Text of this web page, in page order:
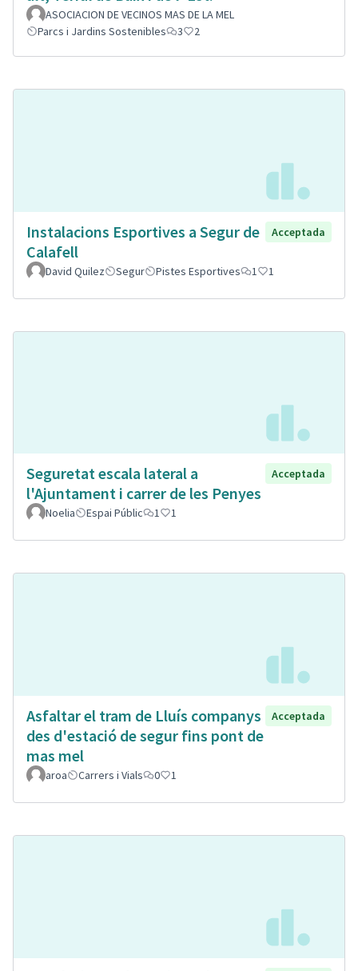
ASOCIACION DE VECINOS MAS DE LA MEL
Parcs i Jardins Sostenibles
3 2
Instalacions Esportives a Segur de
Calafell
Acceptada
David Quilez Segur Pistes Esportives 1 1
Seguretat escala lateral a
l'Ajuntament i carrer de les Penyes
Acceptada
Noelia Espai Públic 1 1
Asfaltar el tram de Lluís companys
des d'estació de segur fins pont de
mas mel
Acceptada
aroa Carrers i Vials 0 1